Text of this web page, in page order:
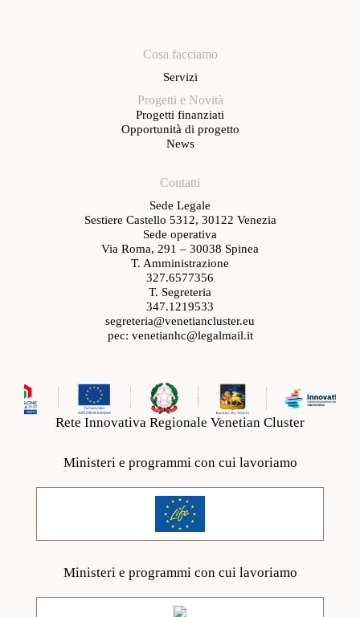
Cosa facciamo
Servizi
Progetti e Novità
Progetti finanziati
Opportunità di progetto
News
Contatti
Sede Legale
Sestiere Castello 5312, 30122 Venezia
Sede operativa
Via Roma, 291 – 30038 Spinea
T. Amministrazione
327.6577356
T. Segreteria
347.1219533
segreteria@venetiancluster.eu
pec: venetianhc@legalmail.it
Rete Innovativa Regionale Venetian Cluster
Ministeri e programmi con cui lavoriamo
Ministeri e programmi con cui lavoriamo